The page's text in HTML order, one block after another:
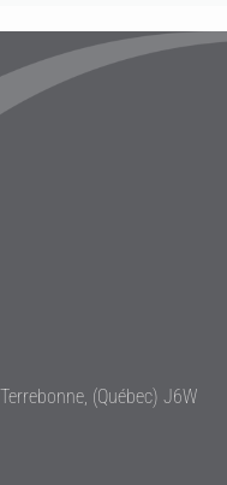
(Québec) J6W